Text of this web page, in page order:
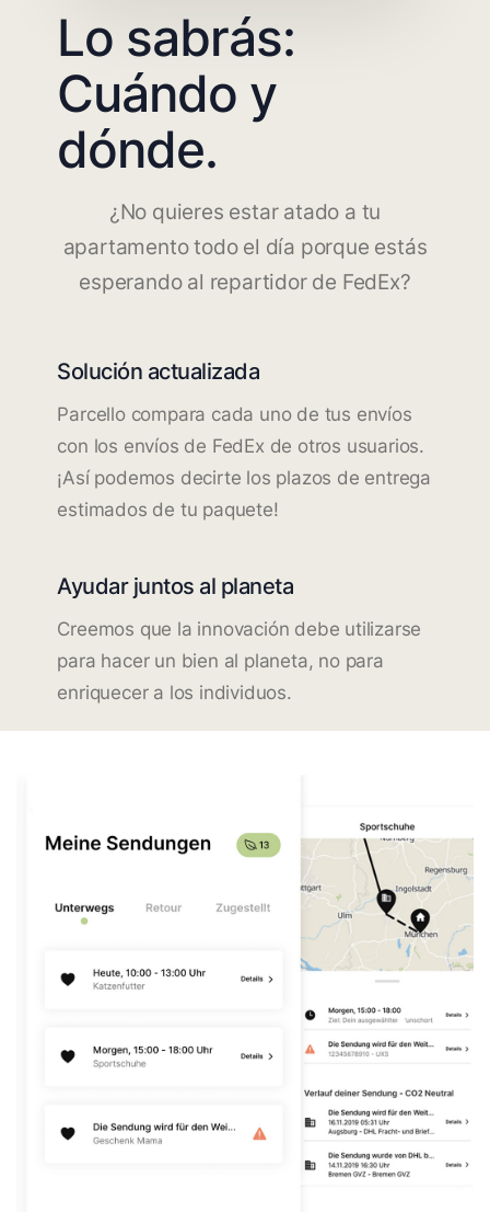
Lo sabrás:
Cuándo y
dónde.
¿No quieres estar atado a tu
apartamento todo el día porque estás
esperando al repartidor de FedEx?
Solución actualizada
Parcello compara cada uno de tus envíos
con los envíos de FedEx de otros usuarios.
¡Así podemos decirte los plazos de entrega
estimados de tu paquete!
Ayudar juntos al planeta
Creemos que la innovación debe utilizarse
para hacer un bien al planeta, no para
enriquecer a los individuos.